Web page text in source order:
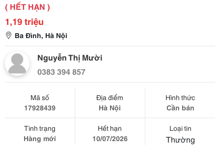
( HẾT HẠN )
1,19 triệu
Ba Đình, Hà Nội
Nguyễn Thị Mười
0383 394 857
Mã số
17928439
Địa điểm
Hà Nội
Hình thức
Cần bán
Tình trạng
Hàng mới
Hết hạn
10/07/2026
Loại tin
Thường